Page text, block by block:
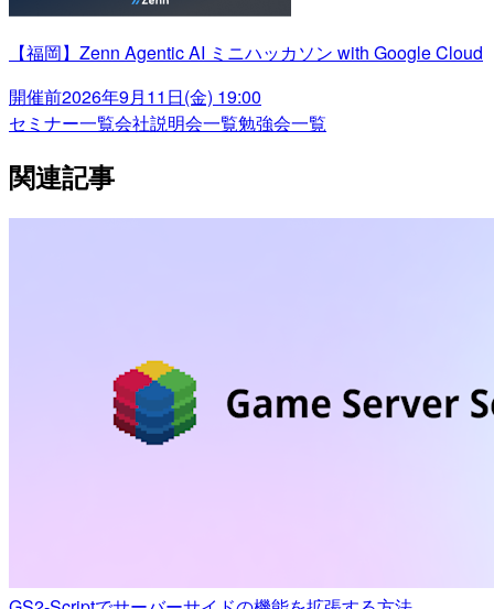
【福岡】Zenn Agentic AI ミニハッカソン with Google Cloud
開催前2026年9月11日(金) 19:00
セミナー一覧会社説明会一覧勉強会一覧
関連記事